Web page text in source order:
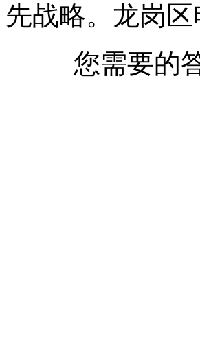
先战略。龙岗
您需要的